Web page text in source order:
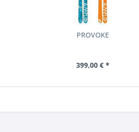
PROVOKE
399,00 € *